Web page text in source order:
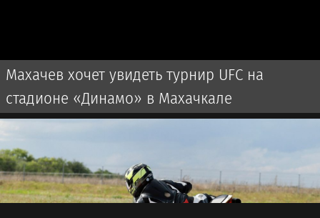
Махачев хочет увидеть турнир UFC на
стадионе «Динамо» в Махачкале